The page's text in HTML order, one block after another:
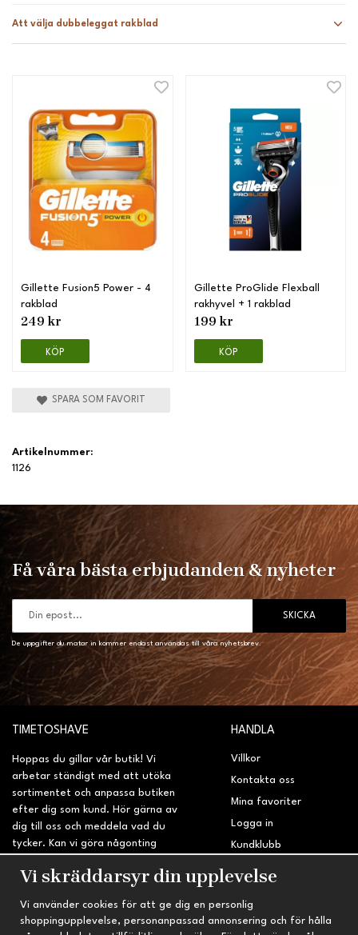
Att välja dubbeleggat rakblad
Gillette Fusion5 Power - 4
rakblad
249 kr
KÖP
Gillette ProGlide Flexball
rakhyvel + 1 rakblad
199 kr
KÖP
SPARA SOM FAVORIT
Artikelnummer:
1126
Få våra bästa erbjudanden & nyheter
SKICKA
De uppgifter du matar in kommer endast användas till våra nyhetsbrev.
TIMETOSHAVE
Hoppas du gillar vår butik! Vi
arbetar ständigt med att utöka
sortimentet och anpassa butiken
efter dig som kund. Hör gärna av
dig till oss och meddela vad du
tycker. Kan vi göra någonting
sidan?
HANDLA
Villkor
Kontakta oss
Mina favoriter
Logga in
Kundklubb
Retur & Reklamation
INFORMATION TRYGG HANDEL
Vi skräddarsyr din upplevelse
Vi använder cookies för att ge dig en personlig
shoppingupplevelse, personanpassad annonsering och för hålla